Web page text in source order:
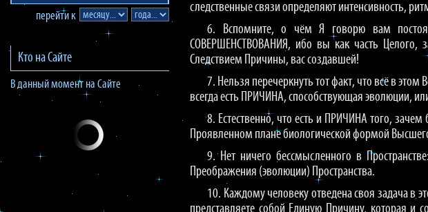
перейти к
Кто на Сайте
В данный момент на Сайте
следственные связи определяют интенсивность,
6. Вспомните, о чём Я говорю вам
СОВЕРШЕНСТВОВАНИЯ, ибо вы как часть Целого,
Следствием Причины, вас создавшей!
7. Нельзя перечеркнуть тот факт, что всё в
всегда есть ПРИЧИНА, способствующая эволюции,
8. Естественно, что есть и ПРИЧИНА того,
Проявленном плане биологической формой
9. Нет ничего бессмысленного в
Преображения (эволюции) Пространства.
10. Каждому человеку отведена своя задача в
представляете собой Единую Причину, которая и